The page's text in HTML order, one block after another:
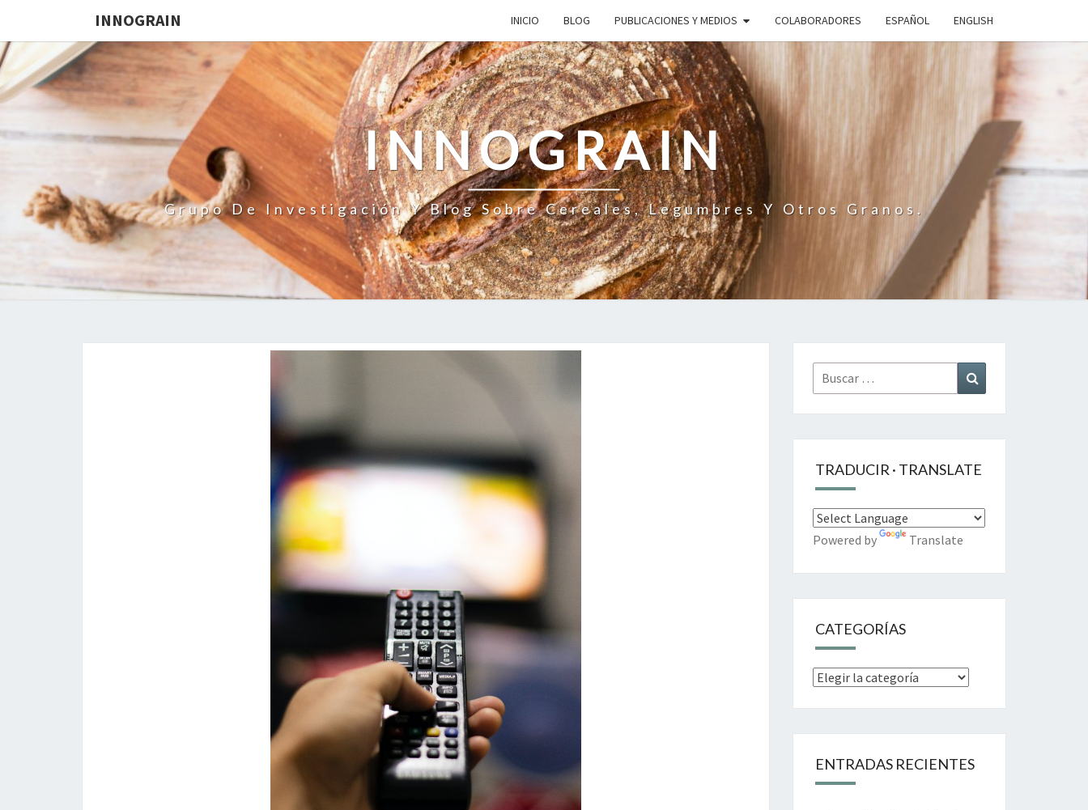
INNOGRAIN INICIO BLOG PUBLICACIONES Y MEDIOS COLABORADORES ESPAÑOL ENGLISH
INNOGRAIN
Grupo De Investigación Y Blog Sobre Cereales, Legumbres Y Otros Granos.
Buscar
por:
TRADUCIR · TRANSLATE
Powered by Translate
CATEGORÍAS
Categorías
ENTRADAS RECIENTES